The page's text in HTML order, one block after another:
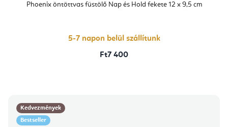
Phoenix öntöttvas füstölő Nap és Hold fekete 12 x 9,5 cm
5-7 napon belül szállítunk
Ft7 400
Kedvezmények
Bestseller